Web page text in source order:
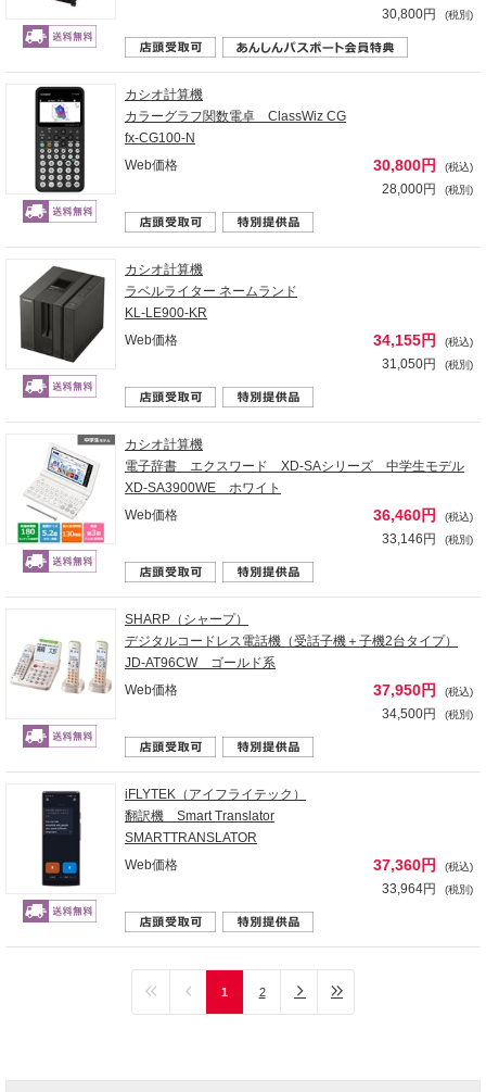
30,800円 (税別)
カシオ計算機
カラーグラフ関数電卓 ClassWiz CG
fx-CG100-N
Web価格
30,800円 (税込)
28,000円 (税別)
カシオ計算機
ラベルライター ネームランド
KL-LE900-KR
Web価格
34,155円 (税込)
31,050円 (税別)
カシオ計算機
電子辞書 エクスワード XD-SAシリーズ 中学生モデル
XD-SA3900WE ホワイト
Web価格
36,460円 (税込)
33,146円 (税別)
SHARP（シャープ）
デジタルコードレス電話機（受話子機＋子機2台タイプ）
JD-AT96CW ゴールド系
Web価格
37,950円 (税込)
34,500円 (税別)
iFLYTEK（アイフライテック）
翻訳機 Smart Translator
SMARTTRANSLATOR
Web価格
37,360円 (税込)
33,964円 (税別)
1 2